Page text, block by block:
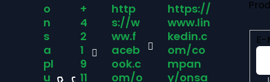
o
n
s
a
pl
u
+
4
2
1
9
11
http
s://w
ww.f
aceb
ook.c
om/o
https://
www.lin
kedin.c
om/co
mpan
y/onsa
E-